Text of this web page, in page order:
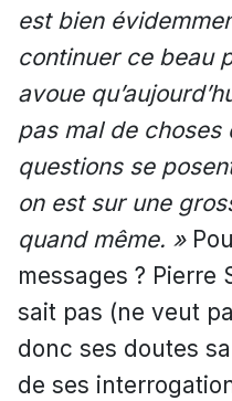
est bien
continuer ce beau
avoue
pas mal de
questions se
on est sur une
quand même. »
messages ? Pierre
sait pas (ne veut
donc ses doutes
de ses